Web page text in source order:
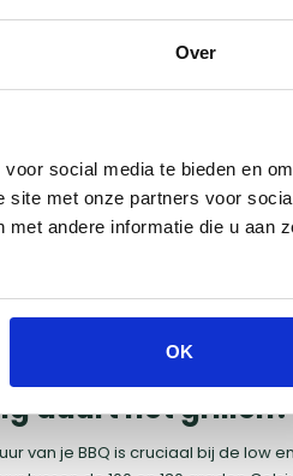
Over
social media te bieden en
site met onze partners voor
andere informatie die u aan
OK
moet je
duurt het grillen?
van je BBQ is cruciaal bij de low